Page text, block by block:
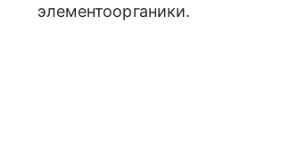
элементоорганики.